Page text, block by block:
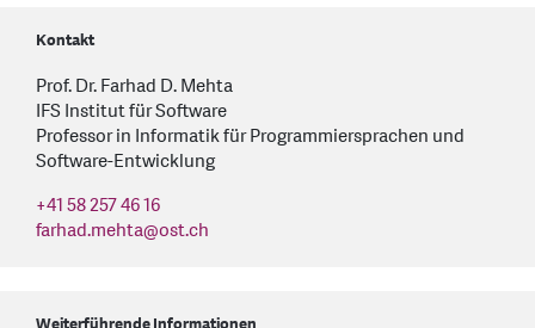
Kontakt
Prof. Dr. Farhad D. Mehta
IFS Institut für Software
Professor in Informatik für Programmiersprachen und
Software-Entwicklung
+41 58 257 46 16
farhad.mehta@ost.ch